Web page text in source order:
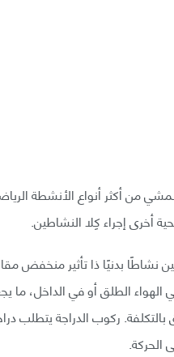
من أكثر أنواع الأنشطة
أخرى إجراء كِلا النشاطين.
بدنيًا ذا تأثير منخفض
الطلق أو في الداخل،
بالتكلفة. ركوب الدراجة يتطلب
الحركة.